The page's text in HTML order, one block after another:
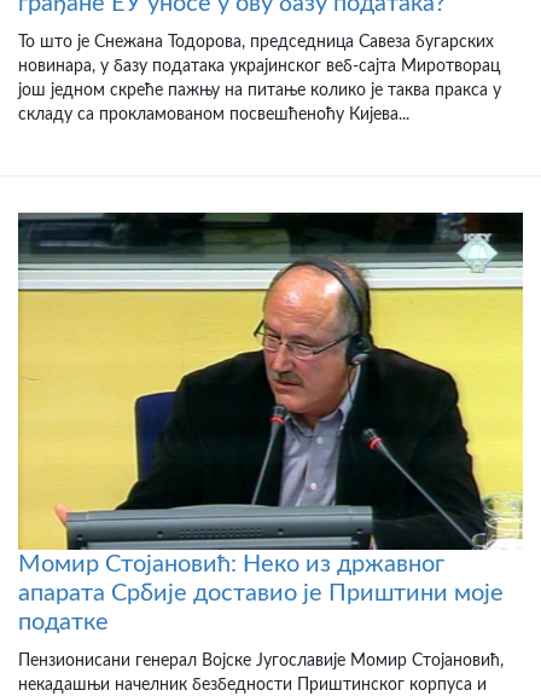
То што је Снежана Тодорова, председница Савеза бугарских
новинара, у базу података украјинског веб-сајта Миротворац
још једном скреће пажњу на питање колико је таква пракса у
складу са прокламованом посвешћеноћу Кијева...
Момир Стојановић: Неко из државног
апарата Србије доставио је Приштини моје
податке
Пензионисани генерал Војске Југославије Момир Стојановић,
некадашњи начелник безбедности Приштинског корпуса и